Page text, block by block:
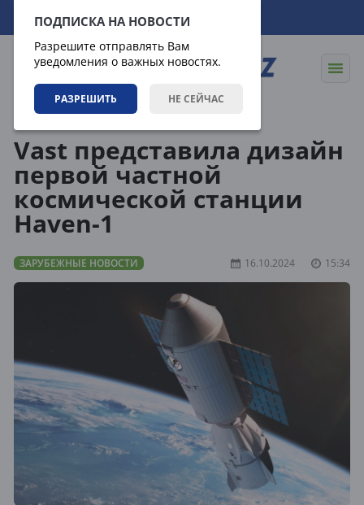
ПОДПИСКА НА НОВОСТИ
Разрешите отправлять Вам
уведомления о важных новостях.
РАЗРЕШИТЬ НЕ СЕЙЧАС
09.08.2026 12:04:23
Vast представила дизайн
первой частной
космической станции
Haven-1
ЗАРУБЕЖНЫЕ НОВОСТИ 16.10.2024 15:34